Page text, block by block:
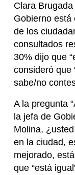
Clara
Gobierno está
de los
consultados
30% dijo que
consideró que
sabe/no
A la pregunta
la jefa de
Molina,
en la ciudad,
mejorado,
que “está